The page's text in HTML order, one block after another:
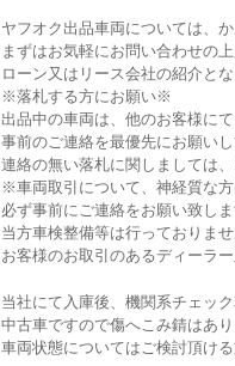
ヤフオク出品車両については、
まずはお気軽にお問い合わせの
ローン又はリース会社の紹介と
※落札する方にお願い※
出品中の車両は、他のお客様に
事前のご連絡を最優先にお願いし
連絡の無い落札に関しましては
※車両取引について、神経質な方
必ず事前にご連絡をお願い致しま
当方車検整備等は行っておりま
お客様のお取引のあるディーラ
当社にて入庫後、機関系チェッ
中古車ですので傷へこみ錆はあり
車両状態についてはご検討頂け